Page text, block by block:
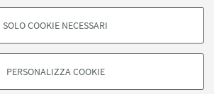
- FACOLTATIVI
in base al loro comportamento sul sito, per analisi
SOLO COOKIE NECESSARI
PERSONALIZZA COOKIE
MATER STUDIORUM - Università di
33 - 40126 Bologna - PI: 01131710376 - CF:
80007010376